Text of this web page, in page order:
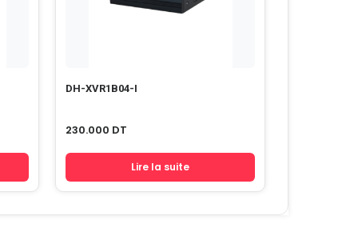
DH-XVR1B04-I
230.000 DT
Lire la suite